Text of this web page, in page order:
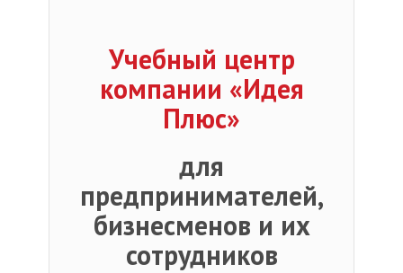
Учебный центр
компании «Идея
Плюс»
для
предпринимателей,
бизнесменов и их
сотрудников